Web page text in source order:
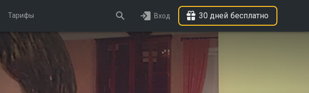
Тарифы Вход 30 дней бесплатно